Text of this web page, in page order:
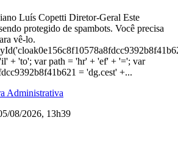
Luís Copetti Diretor-Geral Este
protegido de spambots. Você precisa
vê-lo.
+ 'to'; var path = 'hr' + 'ef' + '='; var
= 'dg.cest' +...
Administrativa
08/2026, 13h39